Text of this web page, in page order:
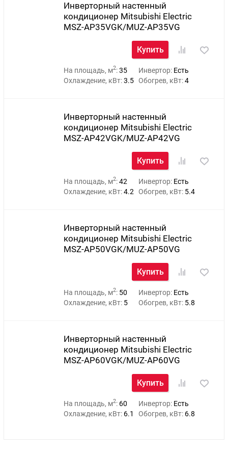
Инверторный настенный
кондиционер Mitsubishi Electric
MSZ-AP35VGK/MUZ-AP35VG
Купить
На площадь, м2:35 Инвертор: Есть
Охлаждение, кВт:3.5 Обогрев, кВт:4
Инверторный настенный
кондиционер Mitsubishi Electric
MSZ-AP42VGK/MUZ-AP42VG
Купить
На площадь, м2:42 Инвертор: Есть
Охлаждение, кВт:4.2 Обогрев, кВт: 5.4
Инверторный настенный
кондиционер Mitsubishi Electric
MSZ-AP50VGK/MUZ-AP50VG
Купить
На площадь, м2: 50 Инвертор: Есть
Охлаждение, кВт: 5 Обогрев, кВт: 5.8
Инверторный настенный
кондиционер Mitsubishi Electric
MSZ-AP60VGK/MUZ-AP60VG
Купить
На площадь, м2: 60 Инвертор: Есть
Охлаждение, кВт: 6.1 Обогрев, кВт: 6.8